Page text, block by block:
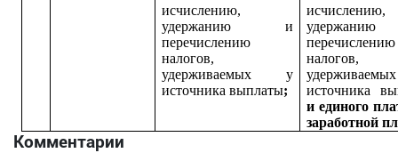
исчислению,
удержанию и
перечислению
налогов,
удерживаемых у
источника выплаты;
исчислению,
перечислению
налогов,
источника
и единого
заработной
Комментарии